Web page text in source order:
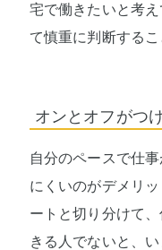
宅で働きたいと考
て慎重に判断するこ
オンとオフがつ
自分のペースで仕
にくいのがデメリ
ートと切り分けて
きる人でないと、